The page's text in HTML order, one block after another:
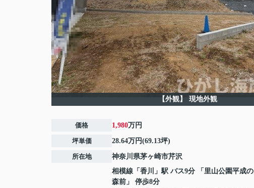
【外観】 現地外観
価格 1,980万円
坪単価 28.64万円(69.13坪)
所在地 神奈川県茅ヶ崎市芹沢
相模線 「 香川
」駅 バス9分 「里山公園平成の
森前」 停歩8分